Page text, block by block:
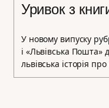
Уривок з
У новому випуску
і «Львівська Пошта»
львівська історія